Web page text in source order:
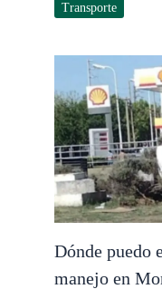
Transporte
Dónde puedo
manejo en